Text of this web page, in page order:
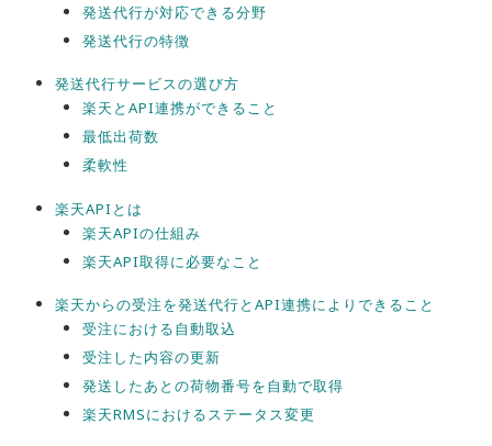
発送代行が対応できる分野
発送代行の特徴
発送代行サービスの選び方
楽天とAPI連携ができること
最低出荷数
柔軟性
楽天APIとは
楽天APIの仕組み
楽天API取得に必要なこと
楽天からの受注を発送代行とAPI連携によりできること
受注における自動取込
受注した内容の更新
発送したあとの荷物番号を自動で取得
楽天RMSにおけるステータス変更